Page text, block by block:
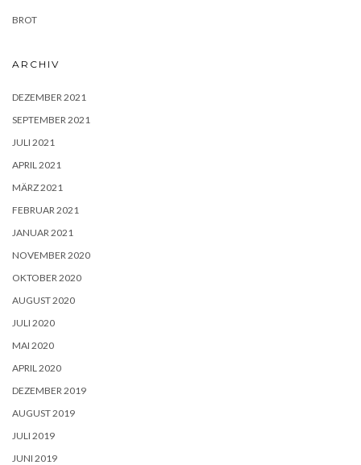
BROT
ARCHIV
DEZEMBER 2021
SEPTEMBER 2021
JULI 2021
APRIL 2021
MÄRZ 2021
FEBRUAR 2021
JANUAR 2021
NOVEMBER 2020
OKTOBER 2020
AUGUST 2020
JULI 2020
MAI 2020
APRIL 2020
DEZEMBER 2019
AUGUST 2019
JULI 2019
JUNI 2019